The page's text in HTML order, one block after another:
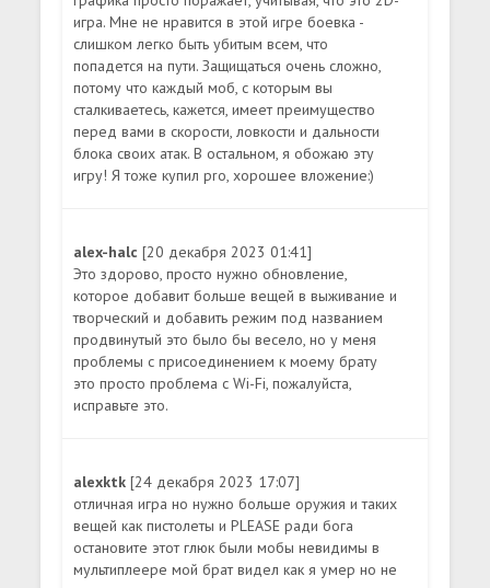
игра. Мне не нравится в этой игре боевка -
слишком легко быть убитым всем, что
попадется на пути. Защищаться очень сложно,
потому что каждый моб, с которым вы
сталкиваетесь, кажется, имеет преимущество
перед вами в скорости, ловкости и дальности
блока своих атак. В остальном, я обожаю эту
игру! Я тоже купил pro, хорошее вложение:)
alex-halc[20 декабря 2023 01:41]
Это здорово, просто нужно обновление,
которое добавит больше вещей в выживание и
творческий и добавить режим под названием
продвинутый это было бы весело, но у меня
проблемы с присоединением к моему брату
это просто проблема с Wi-Fi, пожалуйста,
исправьте это.
alexktk[24 декабря 2023 17:07]
отличная игра но нужно больше оружия и таких
вещей как пистолеты и PLEASE ради бога
остановите этот глюк были мобы невидимы в
мультиплеере мой брат видел как я умер но не